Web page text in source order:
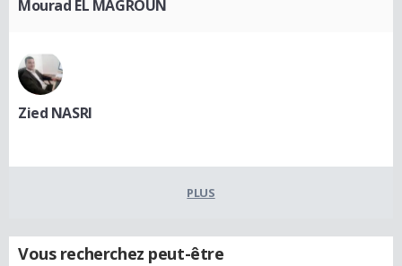
Mourad EL MAGROUN
Zied NASRI
PLUS
Vous recherchez peut-être